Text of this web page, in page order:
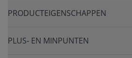
PRODUCTEIGENSCHAPPEN
PLUS- EN MINPUNTEN